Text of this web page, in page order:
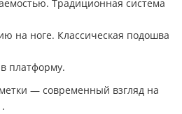
Традиционная система
на ноге. Классическая подошва
платформу.
— современный взгляд на